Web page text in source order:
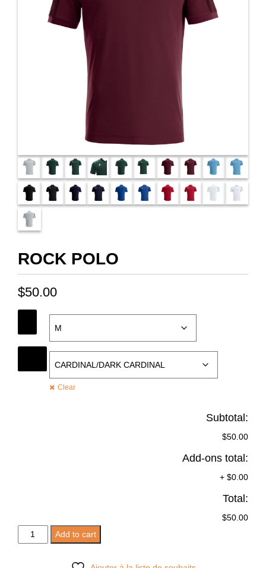
ROCK POLO
$50.00
Clear
Subtotal:
$50.00
Add-ons total:
+ $0.00
Total:
$50.00
ROCK
POLO
Add to cart